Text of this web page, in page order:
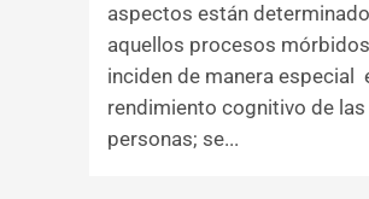
aspectos están
aquellos procesos
inciden de manera especial
rendimiento cognitivo de las
personas; se...